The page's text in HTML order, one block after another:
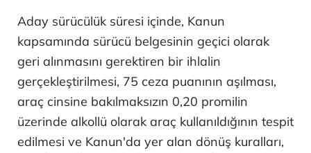
Aday sürücülük süresi içinde, Kanun
kapsamında sürücü belgesinin geçici olarak
geri alınmasını gerektiren bir ihlalin
gerçekleştirilmesi, 75 ceza puanının aşılması,
araç cinsine bakılmaksızın 0,20 promilin
üzerinde alkollü olarak araç kullanıldığının tespit
edilmesi ve Kanun'da yer alan dönüş kuralları,